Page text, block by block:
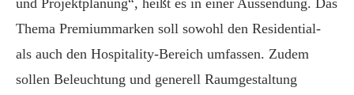
und Projektplanung“, heißt es in einer Aussendung. Das
Thema Premiummarken soll sowohl den Residential-
als auch den Hospitality-Bereich umfassen. Zudem
sollen Beleuchtung und generell Raumgestaltung